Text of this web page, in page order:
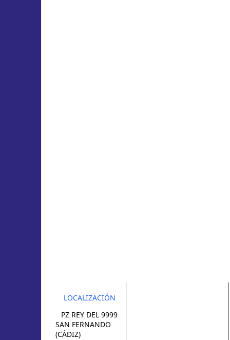
LOCALIZACIÓN
PZ REY DEL 9999
SAN FERNANDO
(CÁDIZ)